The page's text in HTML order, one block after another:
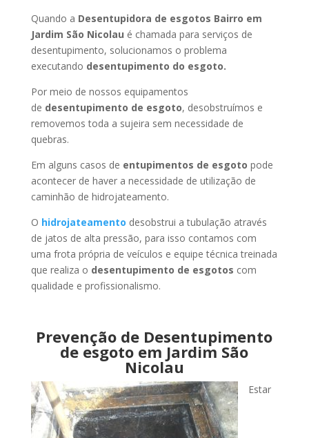
Quando a Desentupidora de esgotos Bairro em
Jardim São Nicolau é chamada para serviços de
desentupimento, solucionamos o problema
executando desentupimento do esgoto.
Por meio de nossos equipamentos
de desentupimento de esgoto, desobstruímos e
removemos toda a sujeira sem necessidade de
quebras.
Em alguns casos de entupimentos de esgoto pode
acontecer de haver a necessidade de utilização de
caminhão de hidrojateamento.
O hidrojateamento desobstrui a tubulação através
de jatos de alta pressão, para isso contamos com
uma frota própria de veículos e equipe técnica treinada
que realiza o desentupimento de esgotos com
qualidade e profissionalismo.
Prevenção de Desentupimento
de esgoto em Jardim São
Nicolau
Estar